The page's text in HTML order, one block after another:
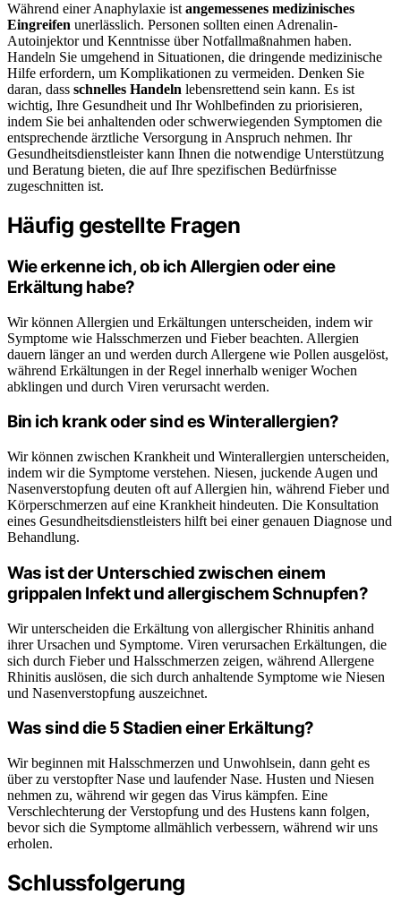
Während einer Anaphylaxie ist angemessenes medizinisches
Eingreifen unerlässlich. Personen sollten einen Adrenalin-
Autoinjektor und Kenntnisse über Notfallmaßnahmen haben.
Handeln Sie umgehend in Situationen, die dringende medizinische
Hilfe erfordern, um Komplikationen zu vermeiden. Denken Sie
daran, dass schnelles Handeln lebensrettend sein kann. Es ist
wichtig, Ihre Gesundheit und Ihr Wohlbefinden zu priorisieren,
indem Sie bei anhaltenden oder schwerwiegenden Symptomen die
entsprechende ärztliche Versorgung in Anspruch nehmen. Ihr
Gesundheitsdienstleister kann Ihnen die notwendige Unterstützung
und Beratung bieten, die auf Ihre spezifischen Bedürfnisse
zugeschnitten ist.
Häufig gestellte Fragen
Wie erkenne ich, ob ich Allergien oder eine
Erkältung habe?
Wir können Allergien und Erkältungen unterscheiden, indem wir
Symptome wie Halsschmerzen und Fieber beachten. Allergien
dauern länger an und werden durch Allergene wie Pollen ausgelöst,
während Erkältungen in der Regel innerhalb weniger Wochen
abklingen und durch Viren verursacht werden.
Bin ich krank oder sind es Winterallergien?
Wir können zwischen Krankheit und Winterallergien unterscheiden,
indem wir die Symptome verstehen. Niesen, juckende Augen und
Nasenverstopfung deuten oft auf Allergien hin, während Fieber und
Körperschmerzen auf eine Krankheit hindeuten. Die Konsultation
eines Gesundheitsdienstleisters hilft bei einer genauen Diagnose und
Behandlung.
Was ist der Unterschied zwischen einem
grippalen Infekt und allergischem Schnupfen?
Wir unterscheiden die Erkältung von allergischer Rhinitis anhand
ihrer Ursachen und Symptome. Viren verursachen Erkältungen, die
sich durch Fieber und Halsschmerzen zeigen, während Allergene
Rhinitis auslösen, die sich durch anhaltende Symptome wie Niesen
und Nasenverstopfung auszeichnet.
Was sind die 5 Stadien einer Erkältung?
Wir beginnen mit Halsschmerzen und Unwohlsein, dann geht es
über zu verstopfter Nase und laufender Nase. Husten und Niesen
nehmen zu, während wir gegen das Virus kämpfen. Eine
Verschlechterung der Verstopfung und des Hustens kann folgen,
bevor sich die Symptome allmählich verbessern, während wir uns
erholen.
Schlussfolgerung